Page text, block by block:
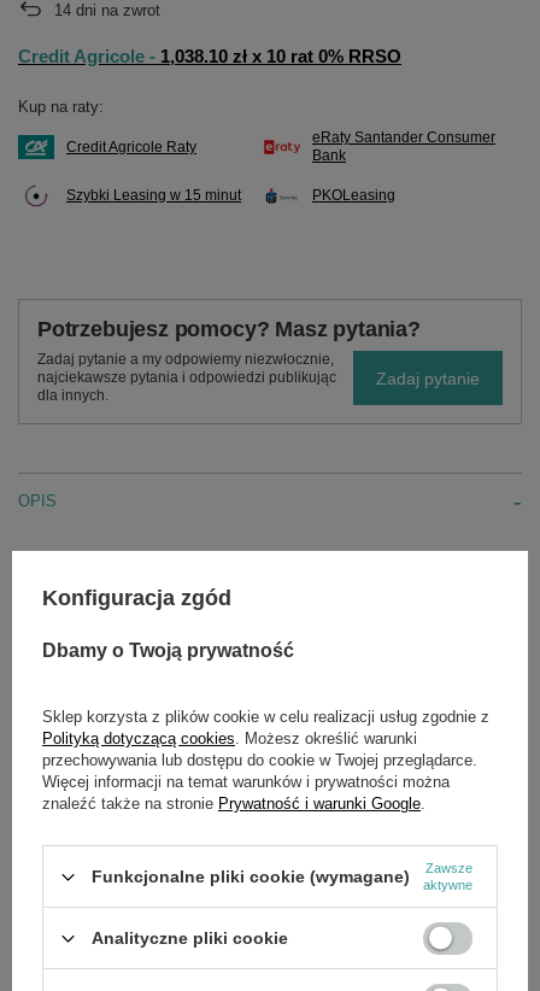
14 dni na zwrot
Credit Agricole - 1,038.10 zł x 10 rat 0% RRSO
Kup na raty:
Credit Agricole Raty
eRaty Santander Consumer
Bank
Szybki Leasing w 15 minut PKOLeasing
Potrzebujesz pomocy? Masz pytania?
Zadaj pytanie a my odpowiemy niezwłocznie,
najciekawsze pytania i odpowiedzi publikując
dla innych.
Zadaj pytanie
OPIS
maksymalnej 8,7 kVA - mocy znamionowej 7,8 kVA
Wyposażony w silnik spalinowy, czterosuwowy HONDA GX390
Prosta i sprawdzona konstrukcja, która doskonale nadaje się do
pracy w budownictwie i drogownictwie.
ogrodach do prac z elektronarzędziami, pompami, grzejnikami,
oświetleniem etc.
Moc maksymalna 3~
Moc znamionowa 3~
Stabilizacja napięcia
Moc maksymalna 1~
8,7 kVA
7,8 kVA
+5-10%
6,2 kW
Konfiguracja zgód
Dbamy o Twoją prywatność
Sklep korzysta z plików cookie w celu realizacji usług zgodnie z
Polityką dotyczącą cookies . Możesz określić warunki
przechowywania lub dostępu do cookie w Twojej przeglądarce.
Więcej informacji na temat warunków i prywatności można
znaleźć także na stronie Prywatność i warunki Google
Funkcjonalne pliki cookie (wymagane)
Zawsze
aktywne
Analityczne pliki cookie